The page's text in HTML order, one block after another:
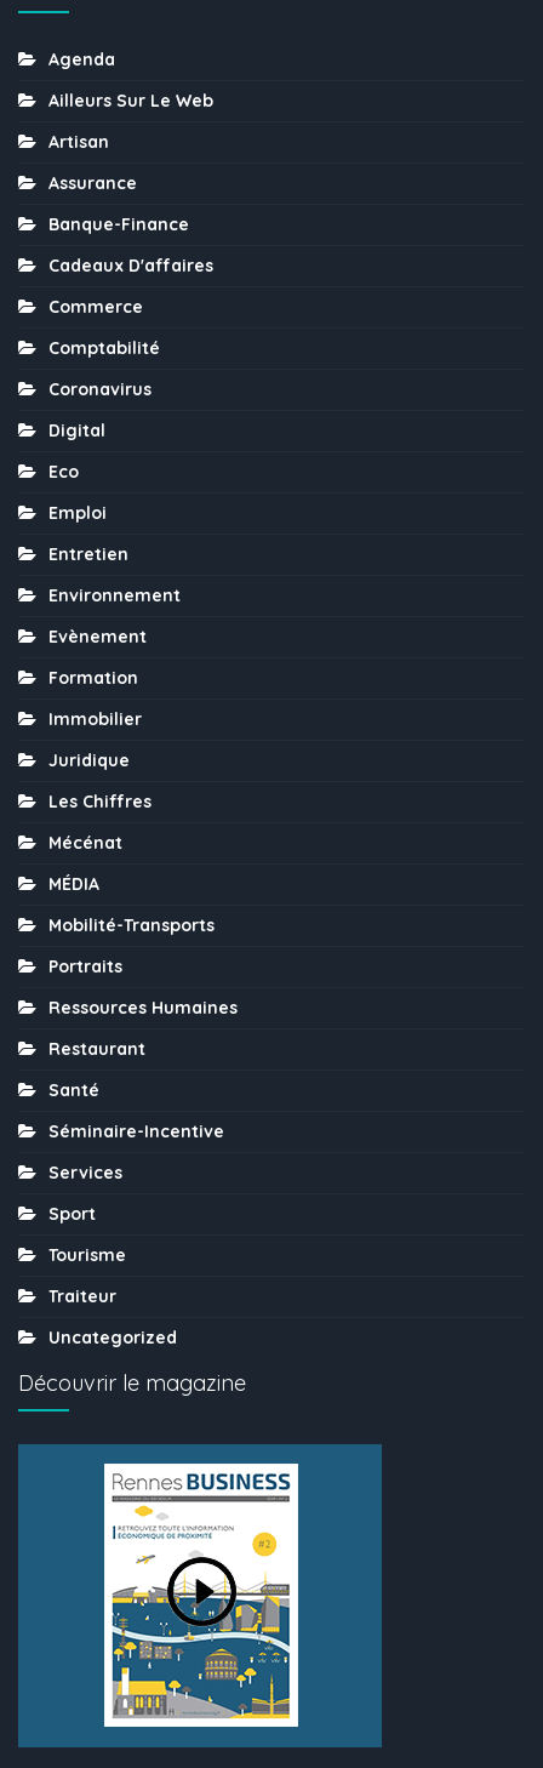
Agenda
Ailleurs Sur Le Web
Artisan
Assurance
Banque-Finance
Cadeaux D'affaires
Commerce
Comptabilité
Coronavirus
Digital
Eco
Emploi
Entretien
Environnement
Evènement
Formation
Immobilier
Juridique
Les Chiffres
Mécénat
MÉDIA
Mobilité-Transports
Portraits
Ressources Humaines
Restaurant
Santé
Séminaire-Incentive
Services
Sport
Tourisme
Traiteur
Uncategorized
Découvrir le magazine